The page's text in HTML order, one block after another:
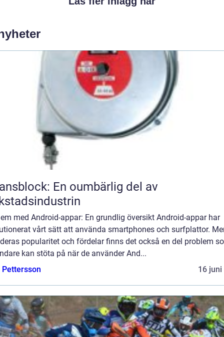
En oumbärlig del av
med Android-appar: En grundlig översikt Android-appar har
vårt sätt att använda smartphones och surfplattor.
popularitet och fördelar finns det också en del problem
kan stöta på när de använder And...
16 juni